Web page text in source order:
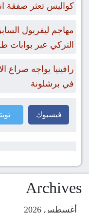
كواليس تعثر صفقة
مهاجم ليفربول
التركي عبر بوابات
رافينيا يواجه صراع
في برشلونة
فيسبوك
Archives
أغسطس 2026